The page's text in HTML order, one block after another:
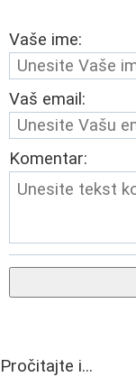
Vaše ime:
Vaš email:
Komentar:
Pročitajte i...